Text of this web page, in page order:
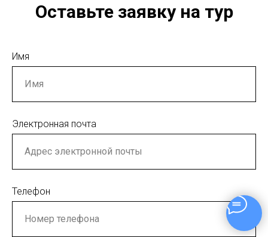
Оставьте заявку на тур
Имя
Электронная почта
Телефон